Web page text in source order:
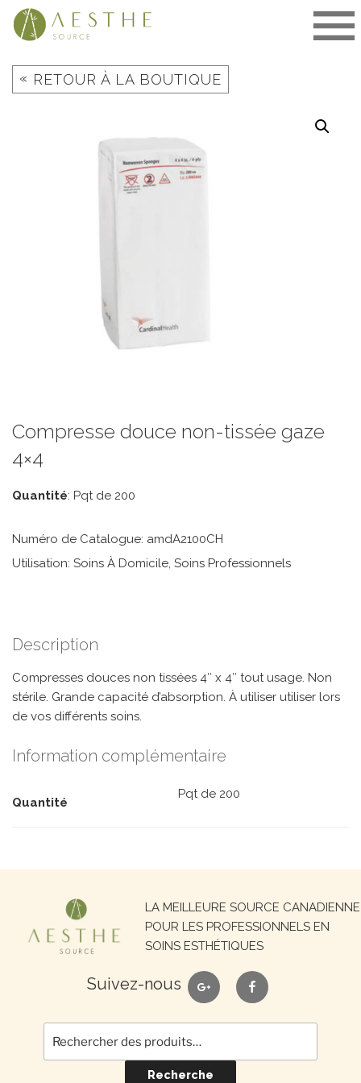
Aller
« RETOUR À LA BOUTIQUE
Compresse douce non-tissée gaze
4×4
Quantité: Pqt de 200
Numéro de Catalogue: amdA2100CH
Utilisation: Soins À Domicile, Soins Professionnels
Description
Compresses douces non tissées 4″ x 4″ tout usage. Non
stérile. Grande capacité d’absorption. À utiliser utiliser lors
de vos différents soins.
Information complémentaire
Quantité
Pqt de 200
LA MEILLEURE SOURCE CANADIENNE
POUR LES PROFESSIONNELS EN
SOINS ESTHÉTIQUES
Suivez-nous google facebook
Recherche
pour :
Recherche